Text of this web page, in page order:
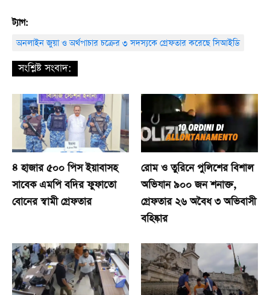
ট্যাগ:
অনলাইন জুয়া ও অর্থপাচার চক্রের ৩ সদস্যকে গ্রেফতার করেছে সিআইডি
সংশ্লিষ্ট সংবাদ:
৪ হাজার ৫০০ পিস ইয়াবাসহ
সাবেক এমপি বদির ফুফাতো
বোনের স্বামী গ্রেফতার
রোম ও তুরিনে পুলিশের বিশাল
অভিযান ৯০০ জন শনাক্ত,
গ্রেফতার ২৬ অবৈধ ৩ অভিবাসী
বহিষ্কার